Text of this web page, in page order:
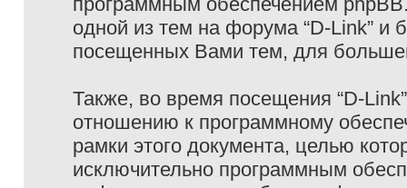
одной из тем на форума “D-Link” и
посещенных Вами тем, для
Также, во время посещения “D-
отношению к программному
рамки этого документа, целью
исключительно программным